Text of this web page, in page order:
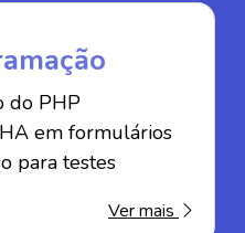
do PHP
em formulários
para testes
Ver mais